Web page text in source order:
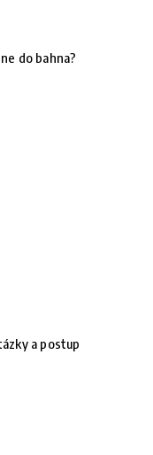
do bahna?
a postup